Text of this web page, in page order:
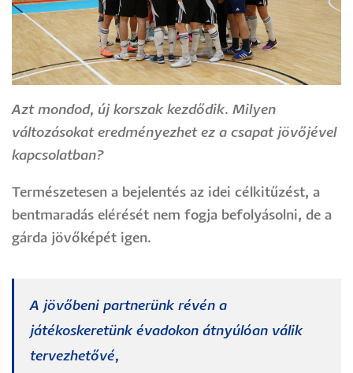
Azt mondod, új korszak kezdődik. Milyen
változásokat eredményezhet ez a csapat jövőjével
kapcsolatban?
Természetesen a bejelentés az idei célkitűzést, a
bentmaradás elérését nem fogja befolyásolni, de a
gárda jövőképét igen.
A jövőbeni partnerünk révén a
játékoskeretünk évadokon átnyúlóan válik
tervezhetővé,